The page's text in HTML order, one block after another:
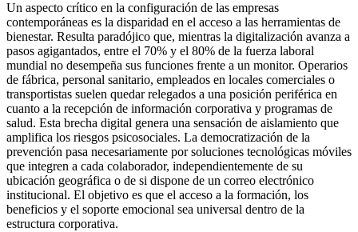
Un aspecto crítico en la configuración de las empresas
contemporáneas es la disparidad en el acceso a las herramientas de
bienestar. Resulta paradójico que, mientras la digitalización avanza a
pasos agigantados, entre el 70% y el 80% de la fuerza laboral
mundial no desempeña sus funciones frente a un monitor. Operarios
de fábrica, personal sanitario, empleados en locales comerciales o
transportistas suelen quedar relegados a una posición periférica en
cuanto a la recepción de información corporativa y programas de
salud. Esta brecha digital genera una sensación de aislamiento que
amplifica los riesgos psicosociales. La democratización de la
prevención pasa necesariamente por soluciones tecnológicas móviles
que integren a cada colaborador, independientemente de su
ubicación geográfica o de si dispone de un correo electrónico
institucional. El objetivo es que el acceso a la formación, los
beneficios y el soporte emocional sea universal dentro de la
estructura corporativa.